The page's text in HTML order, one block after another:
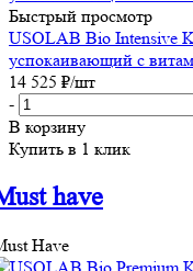
Быстрый просмотр
USOLAB Bio Intensive
успокаивающий с
14 525 ₽/шт
-
В корзину
Купить в 1 клик
have
Have